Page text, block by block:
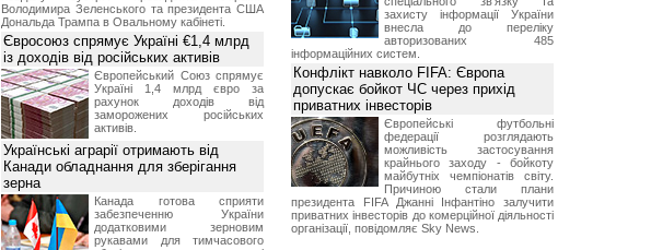
Володимира Зеленського та президента США
Дональда Трампа в Овальному кабінеті.
Євросоюз спрямує Україні €1,4 млрд
із доходів від російських активів
Європейський Союз спрямує
Україні 1,4 млрд євро за
рахунок доходів від
заморожених російських
активів.
Українські аграрії отримають від
Канади обладнання для зберігання
зерна
Канада готова сприяти
забезпеченню України
додатковими зерновим
рукавами для тимчасового
захисту інформації України
внесла до переліку
авторизованих 485
інформаційних систем.
Конфлікт навколо FIFA: Європа
допускає бойкот ЧС через прихід
приватних інвесторів
Європейські футбольні
федерації розглядають
можливість застосування
крайнього заходу - бойкоту
майбутніх чемпіонатів світу.
Причиною стали плани
президента FIFA Джанні Інфантіно залучити
приватних інвесторів до комерційної діяльності
організації, повідомляє Sky News.